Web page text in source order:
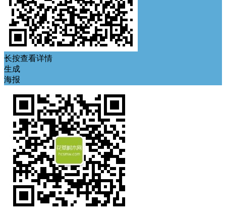
长按查看详情
生成
海报